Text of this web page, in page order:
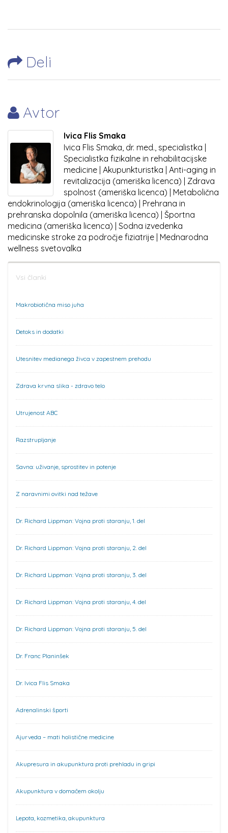
Deli
Avtor
Ivica Flis Smaka
Ivica Flis Smaka, dr. med., specialistka |
Specialistka fizikalne in rehabilitacijske
medicine | Akupunkturistka | Anti-aging in
revitalizacija (ameriška licenca) | Zdrava
spolnost (ameriška licenca) | Metabolična
endokrinologija (ameriška licenca) | Prehrana in
prehranska dopolnila (ameriška licenca) | Športna
medicina (ameriška licenca) | Sodna izvedenka
medicinske stroke za področje fiziatrije | Mednarodna
wellness svetovalka
Vsi članki
Makrobiotična miso juha
Detoks in dodatki
Utesnitev medianega živca v zapestnem prehodu
Zdrava krvna slika - zdravo telo
Utrujenost ABC
Razstrupljanje
Savna: uživanje, sprostitev in potenje
Z naravnimi ovitki nad težave
Dr. Richard Lippman: Vojna proti staranju, 1. del
Dr. Richard Lippman: Vojna proti staranju, 2. del
Dr. Richard Lippman: Vojna proti staranju, 3. del
Dr. Richard Lippman: Vojna proti staranju, 4. del
Dr. Richard Lippman: Vojna proti staranju, 5. del
Dr. Franc Planinšek
Dr. Ivica Flis Smaka
Adrenalinski športi
Ajurveda – mati holistične medicine
Akupresura in akupunktura proti prehladu in gripi
Akupunktura v domačem okolju
Lepota, kozmetika, akupunktura